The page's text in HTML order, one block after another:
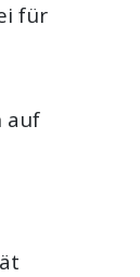
für
auf